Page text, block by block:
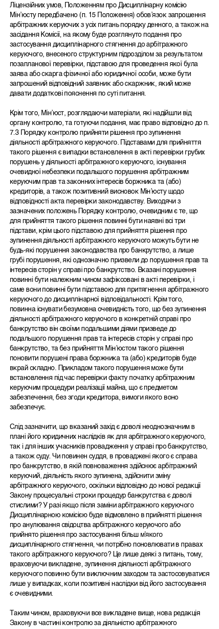
Ліцензійних умов, Положенням про Дисциплінарну комісію
Мін’юсту передбачено (п. 15 Положення) обов’язок запрошення
арбітражних керуючих з усіх питань порядку денного, а також на
засідання Комісії, на якому буде розглянуто подання про
застосування дисциплінарного стягнення до арбітражного
керуючого, внесеного структурним підрозділом за результатом
позапланової перевірки, підставою для проведення якої була
заява або скарга фізичної або юридичної особи, може бути
запрошений відповідний заявник або скаржник, який може
давати додаткові пояснення по суті питання.
Крім того, Мін’юст, розглядаючи матеріали, які надійшли від
органу контролю, та готуючи подання, має право відповідно до п.
7.3 Порядку контролю прийняти рішення про зупинення
діяльності арбітражного керуючого. Підставами для прийняття
такого рішення є випадки встановлення в акті перевірки грубих
порушень у діяльності арбітражного керуючого, існування
очевидної небезпеки подальшого порушення арбітражним
керуючим прав та законних інтересів боржника та (або)
кредиторів, а також позитивний висновок Мін’юсту щодо
відповідності акта перевірки законодавству. Виходячи з
зазначених положень Порядку контролю, очевидним є те, що
для прийняття такого рішення повинні бути наявні всі три
підстави, крім цього підставою для прийняття рішення про
зупинення діяльності арбітражного керуючого можуть бути не
будь-які порушення законодавства про банкрутство, а лише
грубі порушення, які однозначно призвели до порушення прав та
інтересів сторін у справі про банкрутство. Вказані порушення
повинні бути належним чином зафіксовані в акті перевірки, і
саме вони повинні бути підставою для притягнення арбітражного
керуючого до дисциплінарної відповідальності. Крім того,
повинна існувати безумовна очевидність того, що без зупинення
діяльності арбітражного керуючого в конкретній справі про
банкрутство він своїми подальшими діями призведе до
подальшого порушення прав та інтересів сторін у справі про
банкрутство, та без прийняття Мін’юстом такого рішення
поновити порушені права боржника та (або) кредиторів буде
вкрай складно. Прикладом такого порушення може бути
встановлення під час перевірки факту початку арбітражним
керуючим процедури реалізації майна, що є предметом
забезпечення, без згоди кредитора, вимоги якого воно
забезпечує.
Слід зазначити, що вказаний захід є доволі неоднозначним в
плані його юридичних наслідків як для арбітражного керуючого,
так і для інших учасників провадження у справі про банкрутство,
а також суду. Чи повинен суддя, в проваджені якого є справа
про банкрутство, в якій повноваження здійснює арбітражний
керуючий, діяльність якого зупинена, здійснити зміну
арбітражного керуючого, оскільки відповідно до нової редакції
Закону процесуальні строки процедур банкрутства є доволі
стислими? У разі якщо після заміни арбітражного керуючого
Дисциплінарною комісією буде відмовлено в прийнятті рішення
про анулювання свідоцтва арбітражного керуючого або
прийнято рішення про застосування більш м’якого
дисциплінарного стягнення, чи потрібно поновлювати в правах
такого арбітражного керуючого? Це лише деякі з питань, тому,
враховуючи викладене, зупинення діяльності арбітражного
керуючого повинно бути виключним заходом та застосовуватися
лише у випадках, коли позитивні наслідки від його застосування
є очевидними.
Таким чином, враховуючи все викладене вище, нова редакція
Закону в частині контролю за діяльністю арбітражного